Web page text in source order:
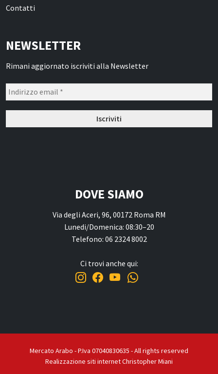
Contatti
NEWSLETTER
Rimani aggiornato iscriviti alla Newsletter
DOVE SIAMO
Via degli Aceri, 96, 00172 Roma RM
Lunedi/Domenica: 08:30–20
Telefono: 06 2324 8002
Ci trovi anche qui:
Mercato Arabo - P.Iva 07040830635 - All rights reserved
Realizzazione siti internet Christopher Miani